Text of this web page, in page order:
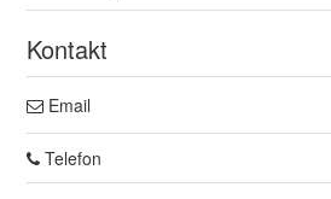
Kontakt
Email
Telefon